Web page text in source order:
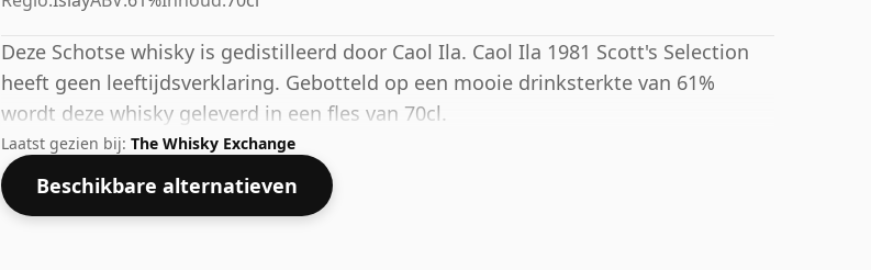
Deze Schotse whisky is gedistilleerd door Caol Ila. Caol Ila 1981 Scott's Selection
heeft geen leeftijdsverklaring. Gebotteld op een mooie drinksterkte van 61%
wordt deze whisky geleverd in een fles van 70cl.
Laatst gezien bij: The Whisky Exchange
Beschikbare alternatieven